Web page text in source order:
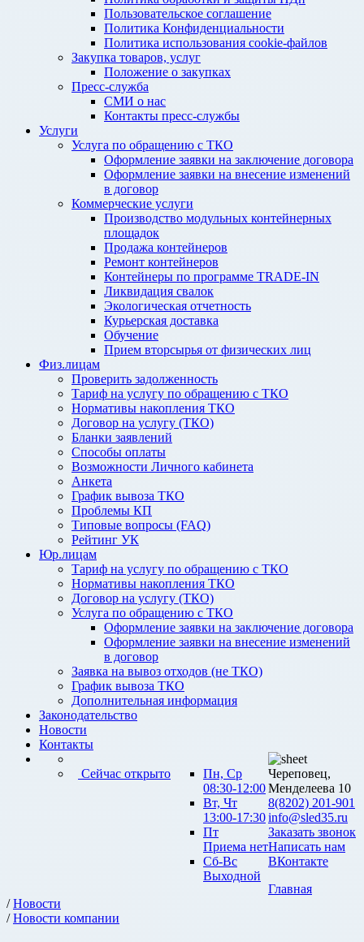
Пользовательское соглашение
Политика Конфиденциальности
Политика использования cookie-файлов
Закупка товаров, услуг
Положение о закупках
Пресс-служба
СМИ о нас
Контакты пресс-службы
Услуги
Услуга по обращению с ТКО
Оформление заявки на заключение договора
Оформление заявки на внесение изменений
в договор
Коммерческие услуги
Производство модульных контейнерных
площадок
Продажа контейнеров
Ремонт контейнеров
Контейнеры по программе TRADE-IN
Ликвидация свалок
Экологическая отчетность
Курьерская доставка
Обучение
Прием вторсырья от физических лиц
Физ.лицам
Проверить задолженность
Тариф на услугу по обращению с ТКО
Нормативы накопления ТКО
Договор на услугу (ТКО)
Бланки заявлений
Способы оплаты
Возможности Личного кабинета
Анкета
График вывоза ТКО
Проблемы КП
Типовые вопросы (FAQ)
Рейтинг УК
Юр.лицам
Тариф на услугу по обращению с ТКО
Нормативы накопления ТКО
Договор на услугу (ТКО)
Услуга по обращению с ТКО
Оформление заявки на заключение договора
Оформление заявки на внесение изменений
в договор
Заявка на вывоз отходов (не ТКО)
График вывоза ТКО
Дополнительная информация
Законодательство
Новости
Контакты
Сейчас открыто
Пн, Ср
08:30-12:00
Вт, Чт
13:00-17:30
Пт
Приема нет
Сб-Вс
Выходной
Череповец,
Менделеева 10
8(8202) 201-901
info@sled35.ru
Заказать звонок
Написать нам
ВКонтакте
Главная
/Новости
/Новости компании